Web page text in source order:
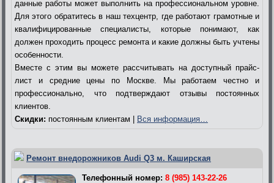
данные работы может выполнить на профессиональном уровне.
Для этого обратитесь в наш техцентр, где работают грамотные и
квалифицированные специалисты, которые понимают, как
должен проходить процесс ремонта и какие должны быть учтены
особенности.
Вместе с этим вы можете рассчитывать на доступный прайс-
лист и средние цены по Москве. Мы работаем честно и
профессионально, что подтверждают отзывы постоянных
клиентов.
Скидки: постоянным клиентам | Вся информация…
Ремонт внедорожников Audi Q3 м. Каширская
Телефонный номер: 8 (985) 143-22-26